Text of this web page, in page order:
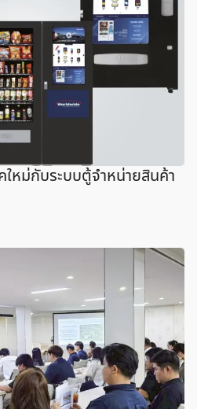
ใหม่กับระบบตู้จำหน่ายสินค้า